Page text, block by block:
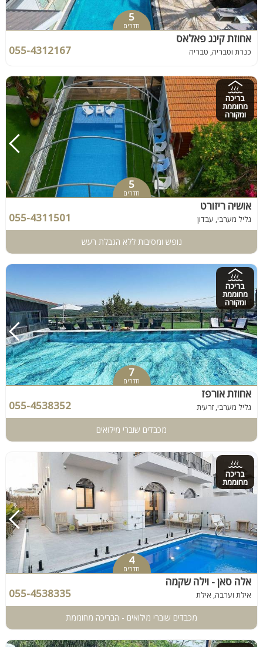
5
חדרים
אחוזת קינג פאלאס
כנרת וטבריה, טבריה 055-4312167
בריכה
מחוממת
ומקורה
5
חדרים
אושיה ריזורט
גליל מערבי, עבדון 055-4311501
נופש ומסיבות ללא הגבלת רעש
בריכה
מחוממת
ומקורה
7
חדרים
אחוזת אורפז
גליל מערבי, זרעית 055-4538352
מכבדים שוברי מילואים
בריכה
מחוממת
4
חדרים
אלה סאן - וילה שקמה
אילת וערבה, אילת 055-4538335
מכבדים שוברי מילואים - הבריכה מחוממת